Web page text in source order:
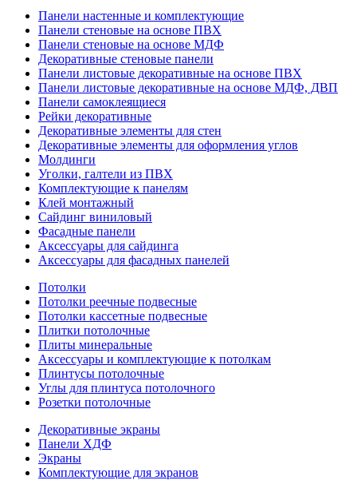
Панели настенные и комплектующие
Панели стеновые на основе ПВХ
Панели стеновые на основе МДФ
Декоративные стеновые панели
Панели листовые декоративные на основе ПВХ
Панели листовые декоративные на основе МДФ, ДВП
Панели самоклеящиеся
Рейки декоративные
Декоративные элементы для стен
Декоративные элементы для оформления углов
Молдинги
Уголки, галтели из ПВХ
Комплектующие к панелям
Клей монтажный
Сайдинг виниловый
Фасадные панели
Аксессуары для сайдинга
Аксессуары для фасадных панелей
Потолки
Потолки реечные подвесные
Потолки кассетные подвесные
Плитки потолочные
Плиты минеральные
Аксессуары и комплектующие к потолкам
Плинтусы потолочные
Углы для плинтуса потолочного
Розетки потолочные
Декоративные экраны
Панели ХДФ
Экраны
Комплектующие для экранов